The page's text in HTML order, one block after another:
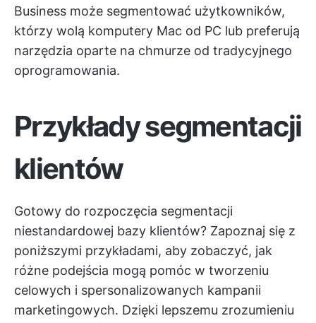
Business może segmentować użytkowników,
którzy wolą komputery Mac od PC lub preferują
narzędzia oparte na chmurze od tradycyjnego
oprogramowania.
Przykłady segmentacji
klientów
Gotowy do rozpoczęcia segmentacji
niestandardowej bazy klientów? Zapoznaj się z
poniższymi przykładami, aby zobaczyć, jak
różne podejścia mogą pomóc w tworzeniu
celowych i spersonalizowanych kampanii
marketingowych. Dzięki lepszemu zrozumieniu